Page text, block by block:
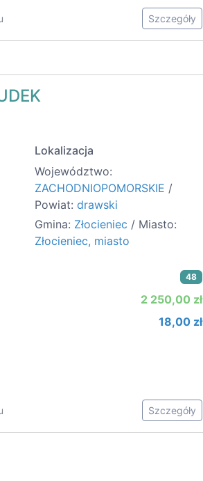
Szczegóły
Lokalizacja
Województwo:
ZACHODNIOPOMORSKIE /
Powiat: drawski
Gmina: Złocieniec / Miasto:
Złocieniec, miasto
48
2 250,00 zł
18,00 zł
Szczegóły